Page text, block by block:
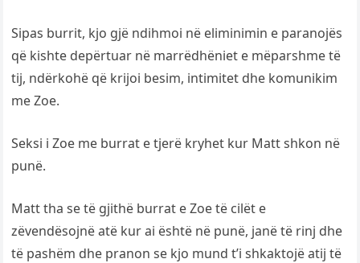
Sipas burrit, kjo gjë ndihmoi në eliminimin e paranojës
që kishte depërtuar në marrëdhëniet e mëparshme të
tij, ndërkohë që krijoi besim, intimitet dhe komunikim
me Zoe.
Seksi i Zoe me burrat e tjerë kryhet kur Matt shkon në
punë.
Matt tha se të gjithë burrat e Zoe të cilët e
zëvendësojnë atë kur ai është në punë, janë të rinj dhe
të pashëm dhe pranon se kjo mund t’i shkaktojë atij të